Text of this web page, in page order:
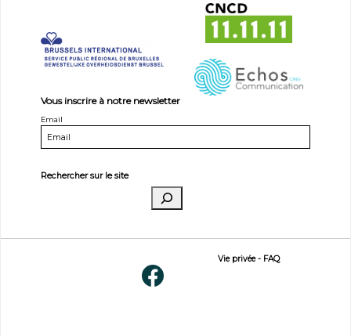
Vous inscrire à notre newsletter
Email
Rechercher sur le site
Vie privée- FAQ